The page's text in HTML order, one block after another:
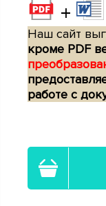
+
Наш сайт
кроме PDF
работе с